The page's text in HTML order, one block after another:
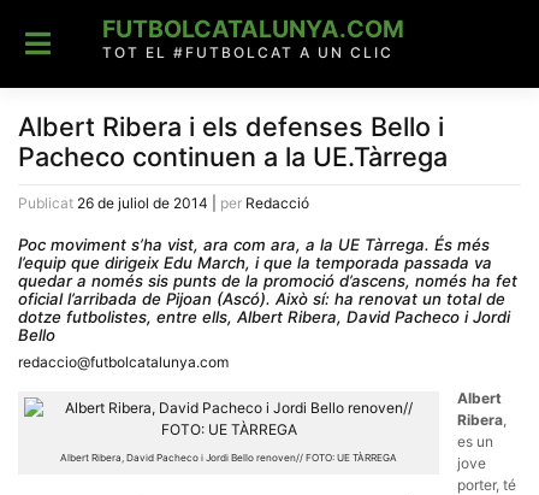
content
FUTBOLCATALUNYA.COM
TOT EL #FUTBOLCAT A UN CLIC
Albert Ribera i els defenses Bello i
Pacheco continuen a la UE.Tàrrega
Publicat 26 de juliol de 2014 per Redacció
Poc moviment s’ha vist, ara com ara, a la UE Tàrrega. És més
l’equip que dirigeix Edu March, i que la temporada passada va
quedar a només sis punts de la promoció d’ascens, només ha fet
oficial l’arribada de Pijoan (Ascó). Això sí: ha renovat un total de
dotze futbolistes, entre ells, Albert Ribera, David Pacheco i Jordi
Bello
redaccio@futbolcatalunya.com
Albert Ribera, David Pacheco i Jordi Bello renoven// FOTO: UE TÀRREGA
Albert
Ribera
es un
jove
porter, té